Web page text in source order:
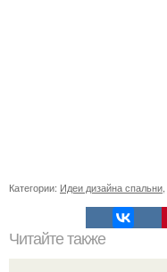
Категории: Идеи дизайна спальни
Читайте также